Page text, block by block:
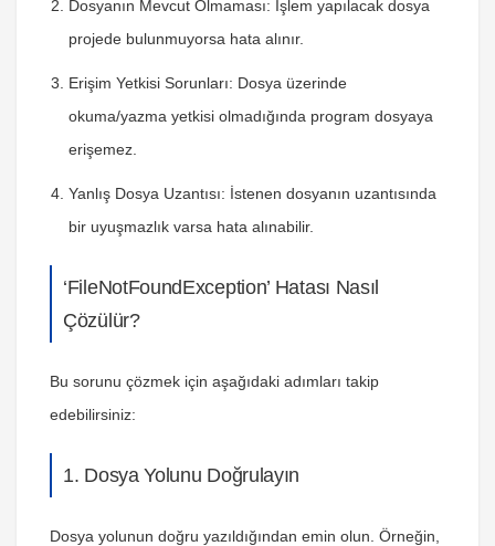
Dosyanın Mevcut Olmaması: İşlem yapılacak dosya
projede bulunmuyorsa hata alınır.
Erişim Yetkisi Sorunları: Dosya üzerinde
okuma/yazma yetkisi olmadığında program dosyaya
erişemez.
Yanlış Dosya Uzantısı: İstenen dosyanın uzantısında
bir uyuşmazlık varsa hata alınabilir.
‘FileNotFoundException’ Hatası Nasıl
Çözülür?
Bu sorunu çözmek için aşağıdaki adımları takip
edebilirsiniz:
1. Dosya Yolunu Doğrulayın
Dosya yolunun doğru yazıldığından emin olun. Örneğin,